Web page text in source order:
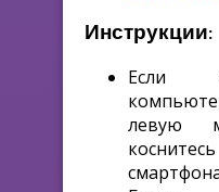
Инструкции:
Если
левую